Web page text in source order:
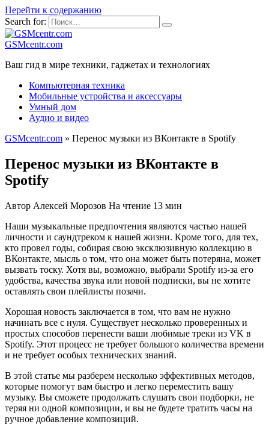
Перейти к содержанию
Search for:
GSMcentr.com
Ваш гид в мире техники, гаджетах и технологиях
Компьютерная техника
Мобильные устройства и аксессуары
Умный дом
Аудио и видео
GSMcentr.com » Перенос музыки из ВКонтакте в Spotify
Перенос музыки из ВКонтакте в
Spotify
Автор Алексей Морозов На чтение 13 мин
Наши музыкальные предпочтения являются частью нашей
личности и саундтреком к нашей жизни. Кроме того, для тех,
кто провел годы, собирая свою эксклюзивную коллекцию в
ВКонтакте, мысль о том, что она может быть потеряна, может
вызвать тоску. Хотя вы, возможно, выбрали Spotify из-за его
удобства, качества звука или новой подписки, вы не хотите
оставлять свои плейлисты позачи.
Хорошая новость заключается в том, что вам не нужно
начинать все с нуля. Существует несколько проверенных и
простых способов перенести ваши любимые треки из VK в
Spotify. Этот процесс не требует большого количества времени
и не требует особых технических знаний.
В этой статье мы разберем несколько эффективных методов,
которые помогут вам быстро и легко переместить вашу
музыку. Вы сможете продолжать слушать свои подборки, не
теряя ни одной композиции, и вы не будете тратить часы на
ручное добавление композиций.